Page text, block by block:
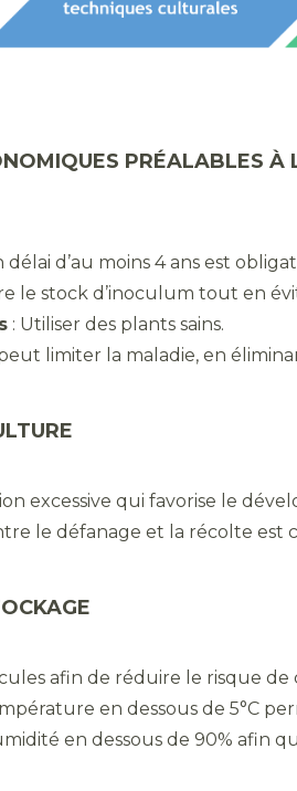
PRÉALABLES À
délai d’au moins 4 ans est
le stock d’inoculum tout en
: Utiliser des plants sains.
limiter la maladie, en
excessive qui favorise le
le défanage et la récolte est
afin de réduire le risque de
en dessous de 5°C
en dessous de 90% afin